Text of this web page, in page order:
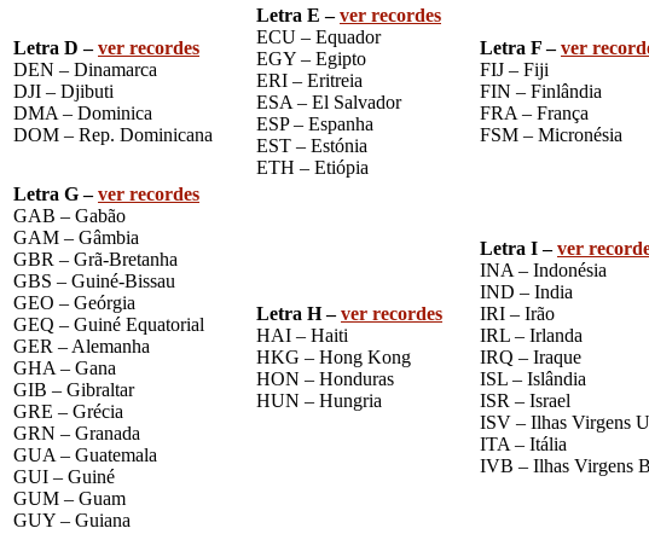
Letra D –ver recordes
DEN – Dinamarca
DJI – Djibuti
DMA – Dominica
DOM – Rep. Dominicana
Letra E –ver recordes
ECU – Equador
EGY – Egipto
ERI – Eritreia
ESA – El Salvador
ESP – Espanha
EST – Estónia
ETH – Etiópia
Letra F –ver
FIJ – Fiji
FIN – Finlândia
FRA – França
FSM – Micronésia
Letra G –ver recordes
GAB – Gabão
GAM – Gâmbia
GBR – Grã-Bretanha
GBS – Guiné-Bissau
GEO – Geórgia
GEQ – Guiné Equatorial
GER – Alemanha
GHA – Gana
GIB – Gibraltar
GRE – Grécia
GRN – Granada
GUA – Guatemala
GUI – Guiné
GUM – Guam
GUY – Guiana
Letra H –ver recordes
HAI – Haiti
HKG – Hong Kong
HON – Honduras
HUN – Hungria
Letra I –ver
INA – Indonésia
IND – India
IRI – Irão
IRL – Irlanda
IRQ – Iraque
ISL – Islândia
ISR – Israel
ISV – Ilhas Virgens
ITA – Itália
IVB – Ilhas Virgens